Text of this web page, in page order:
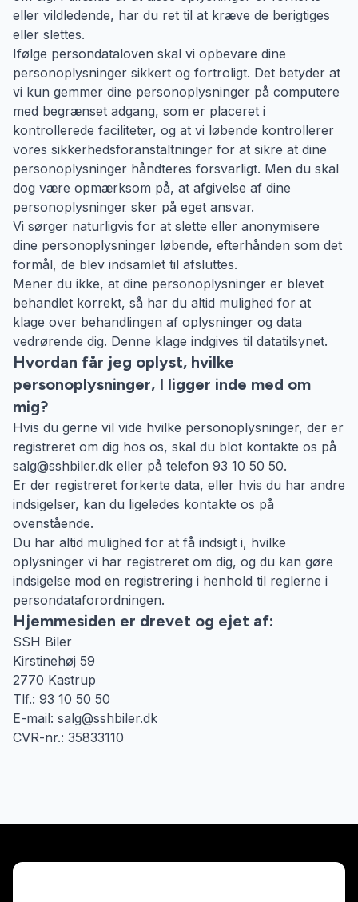
eller vildledende, har du ret til at kræve de berigtiges
eller slettes.
Ifølge persondataloven skal vi opbevare dine
personoplysninger sikkert og fortroligt. Det betyder at
vi kun gemmer dine personoplysninger på computere
med begrænset adgang, som er placeret i
kontrollerede faciliteter, og at vi løbende kontrollerer
vores sikkerhedsforanstaltninger for at sikre at dine
personoplysninger håndteres forsvarligt. Men du skal
dog være opmærksom på, at afgivelse af dine
personoplysninger sker på eget ansvar.
Vi sørger naturligvis for at slette eller anonymisere
dine personoplysninger løbende, efterhånden som det
formål, de blev indsamlet til afsluttes.
Mener du ikke, at dine personoplysninger er blevet
behandlet korrekt, så har du altid mulighed for at
klage over behandlingen af oplysninger og data
vedrørende dig. Denne klage indgives til datatilsynet.
Hvordan får jeg oplyst, hvilke
personoplysninger, I ligger inde med om
mig?
Hvis du gerne vil vide hvilke personoplysninger, der er
registreret om dig hos os, skal du blot kontakte os på
salg@sshbiler.dk eller på telefon 93 10 50 50.
Er der registreret forkerte data, eller hvis du har andre
indsigelser, kan du ligeledes kontakte os på
ovenstående.
Du har altid mulighed for at få indsigt i, hvilke
oplysninger vi har registreret om dig, og du kan gøre
indsigelse mod en registrering i henhold til reglerne i
persondataforordningen.
Hjemmesiden er drevet og ejet af:
SSH Biler
Kirstinehøj 59
2770 Kastrup
Tlf.: 93 10 50 50
E-mail: salg@sshbiler.dk
CVR-nr.: 35833110